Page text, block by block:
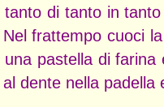
tanto di tanto in
frattempo cuoci
pastella di
dente nella